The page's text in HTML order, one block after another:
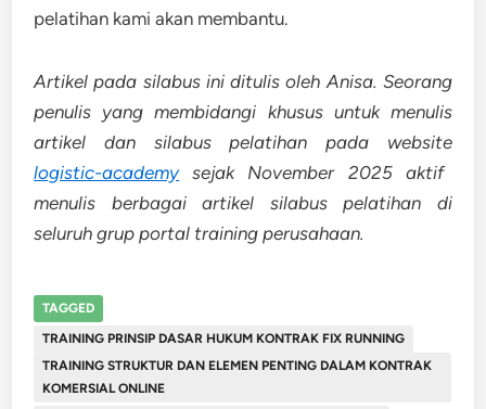
pelatihan kami akan membantu.
Artikel pada silabus ini ditulis oleh Anisa. Seorang
penulis yang membidangi khusus untuk menulis
artikel dan silabus pelatihan pada website
logistic-academysejak November 2025 aktif
menulis berbagai artikel silabus pelatihan di
seluruh grup portal training perusahaan.
TAGGED
TRAINING PRINSIP DASAR HUKUM KONTRAK FIX RUNNING
TRAINING STRUKTUR DAN ELEMEN PENTING DALAM KONTRAK
KOMERSIAL ONLINE